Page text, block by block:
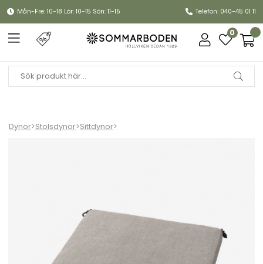
Mån-Fre: 10-18 Lör: 10-15 Sön: 11-15 Telefon: 040-45 01 11
0
Dynor>Stolsdynor>Sittdynor>